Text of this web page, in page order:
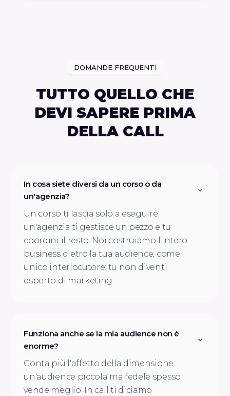
DOMANDE FREQUENTI
TUTTO QUELLO CHE
DEVI SAPERE PRIMA
DELLA CALL
In cosa siete diversi da un corso o da
un'agenzia?
Un corso ti lascia solo a eseguire;
un'agenzia ti gestisce un pezzo e tu
coordini il resto. Noi costruiamo l'intero
business dietro la tua audience, come
unico interlocutore: tu non diventi
esperto di marketing.
Funziona anche se la mia audience non è
enorme?
Conta più l'affetto della dimensione:
un'audience piccola ma fedele spesso
vende meglio. In call ti diciamo